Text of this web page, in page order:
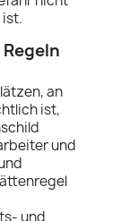
an
ist,
und
und